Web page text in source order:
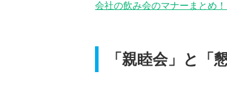
会社の飲み会のマナーまとめ
「親睦会」と「